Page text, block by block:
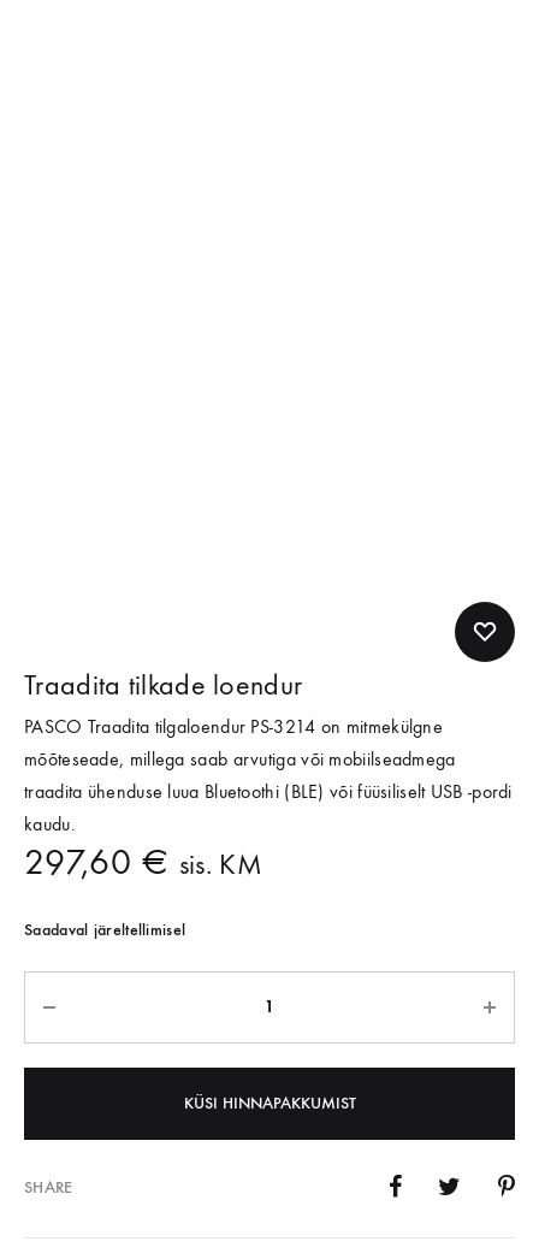
Traadita tilkade loendur
PASCO Traadita tilgaloendur PS-3214 on mitmekülgne
mõõteseade, millega saab arvutiga või mobiilseadmega
traadita ühenduse luua Bluetoothi (BLE) või füüsiliselt USB -pordi
kaudu.
297,60 € sis. KM
Saadaval järeltellimisel
KÜSI HINNAPAKKUMIST
SHARE